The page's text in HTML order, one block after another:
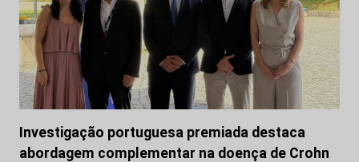
Investigação portuguesa premiada destaca
abordagem complementar na doença de Crohn